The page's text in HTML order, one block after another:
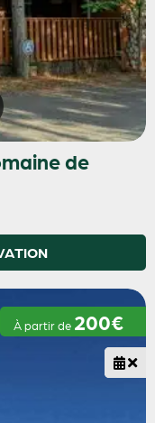
de
À partir de 200€